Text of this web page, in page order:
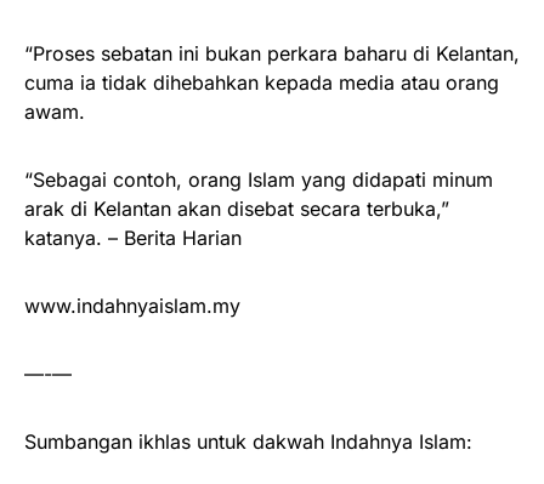
“Proses sebatan ini bukan perkara baharu di Kelantan,
cuma ia tidak dihebahkan kepada media atau orang
awam.
“Sebagai contoh, orang Islam yang didapati minum
arak di Kelantan akan disebat secara terbuka,”
katanya. – Berita Harian
www.indahnyaislam.my
—-—
Sumbangan ikhlas untuk dakwah Indahnya Islam: